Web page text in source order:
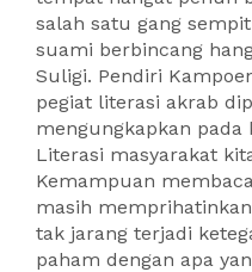
salah satu gang
suami berbincang
Suligi. Pendiri
pegiat literasi akrab
mengungkapkan
Literasi masyarakat
Kemampuan
masih
tak jarang terjadi
paham dengan apa